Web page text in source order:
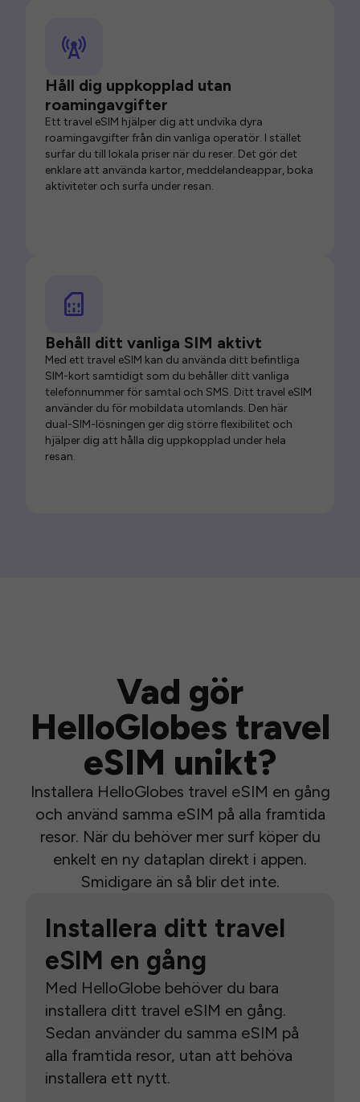
Håll dig uppkopplad utan
roamingavgifter
Ett travel eSIM hjälper dig att undvika dyra
roamingavgifter från din vanliga operatör. I stället
surfar du till lokala priser när du reser. Det gör det
enklare att använda kartor, meddelandeappar, boka
aktiviteter och surfa under resan.
Behåll ditt vanliga SIM aktivt
Med ett travel eSIM kan du använda ditt befintliga
SIM-kort samtidigt som du behåller ditt vanliga
telefonnummer för samtal och SMS. Ditt travel eSIM
använder du för mobildata utomlands. Den här
dual-SIM-lösningen ger dig större flexibilitet och
hjälper dig att hålla dig uppkopplad under hela
resan.
Vad gör
HelloGlobes travel
eSIM unikt?
Installera HelloGlobes travel eSIM en gång
och använd samma eSIM på alla framtida
resor. När du behöver mer surf köper du
enkelt en ny dataplan direkt i appen.
Smidigare än så blir det inte.
Installera ditt travel
eSIM en gång
Med HelloGlobe behöver du bara
installera ditt travel eSIM en gång.
Sedan använder du samma eSIM på
alla framtida resor, utan att behöva
installera ett nytt.